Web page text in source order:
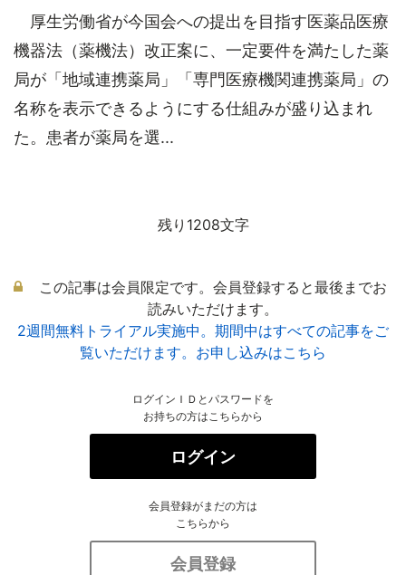
厚生労働省が今国会への提出を目指す医薬品医療
機器法（薬機法）改正案に、一定要件を満たした薬
局が「地域連携薬局」「専門医療機関連携薬局」の
名称を表示できるようにする仕組みが盛り込まれ
た。患者が薬局を選...
残り1208文字
この記事は会員限定です。会員登録すると最後までお
読みいただけます。
2週間無料トライアル実施中。期間中はすべての記事をご
覧いただけます。お申し込みはこちら
ログインＩＤとパスワードを
お持ちの方はこちらから
ログイン
会員登録がまだの方は
こちらから
会員登録